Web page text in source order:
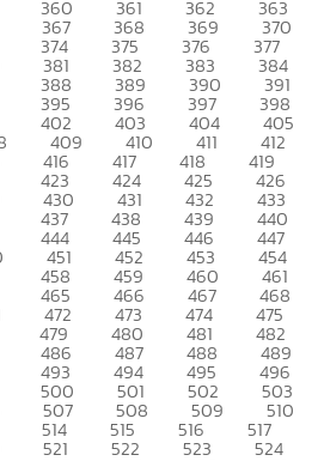
360 361 362 363
367 368 369 370
374 375 376 377
381 382 383 384
388 389 390 391
395 396 397 398
402 403 404 405
409 410 411 412
416 417 418 419
423 424 425 426
430 431 432 433
437 438 439 440
444 445 446 447
451 452 453 454
458 459 460 461
465 466 467 468
472 473 474 475
479 480 481 482
486 487 488 489
493 494 495 496
500 501 502 503
507 508 509 510
514 515 516 517
521 522 523 524